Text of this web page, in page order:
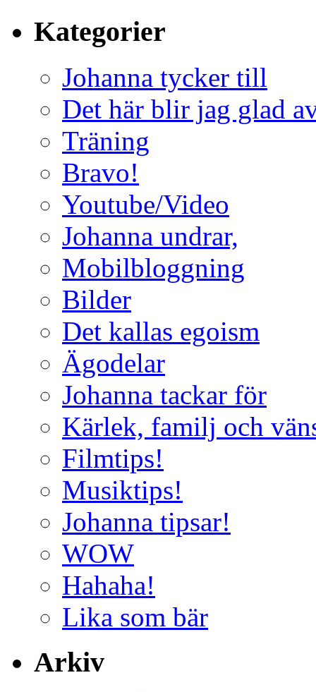
Kategorier
Johanna tycker till
Det här blir jag glad
Träning
Bravo!
Youtube/Video
Johanna undrar,
Mobilbloggning
Bilder
Det kallas egoism
Ägodelar
Johanna tackar för
Kärlek, familj och
Filmtips!
Musiktips!
Johanna tipsar!
WOW
Hahaha!
Lika som bär
Arkiv